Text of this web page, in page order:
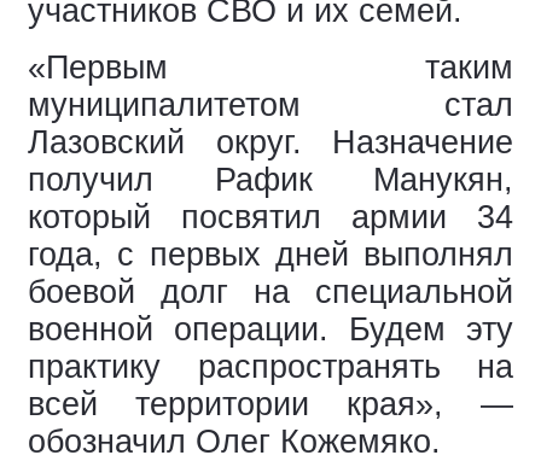
участников СВО и их семей.
«Первым таким
муниципалитетом стал
Лазовский округ. Назначение
получил Рафик Манукян,
который посвятил армии 34
года, с первых дней выполнял
боевой долг на специальной
военной операции. Будем эту
практику распространять на
всей территории края», —
обозначил Олег Кожемяко.